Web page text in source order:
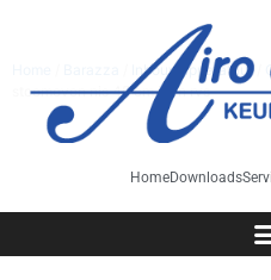
HomeDownloads
Inbouwapparatuur/
stoomoven nis 45 cm icon rvs